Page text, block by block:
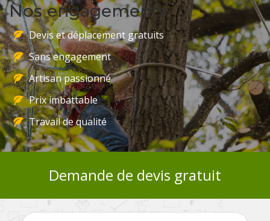
Nos engagements
Devis et déplacement gratuits
Sans engagement
Artisan passionné
Prix imbattable
Travail de qualité
Demande de devis gratuit